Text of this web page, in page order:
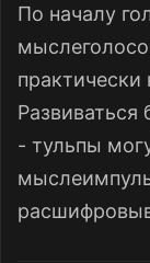
По началу
Развиваться
- тульпы